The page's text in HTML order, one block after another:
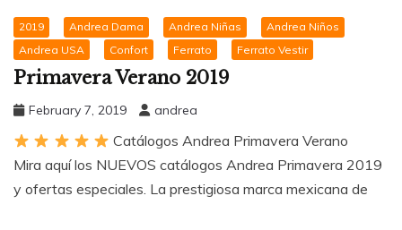
2019 Andrea Dama Andrea Niñas
Andrea Niños
Andrea USA
Confort Ferrato Ferrato Vestir
Primavera Verano 2019
February 7, 2019 andrea
Catálogos Andrea Primavera Verano
Mira aquí los NUEVOS catálogos Andrea Primavera 2019
y ofertas especiales. La prestigiosa marca mexicana de